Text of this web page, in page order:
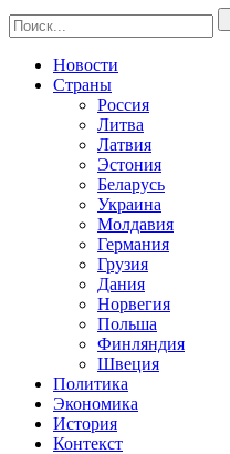
Новости
Страны
Россия
Литва
Латвия
Эстония
Беларусь
Украина
Молдавия
Германия
Грузия
Дания
Норвегия
Польша
Финляндия
Швеция
Политика
Экономика
История
Контекст